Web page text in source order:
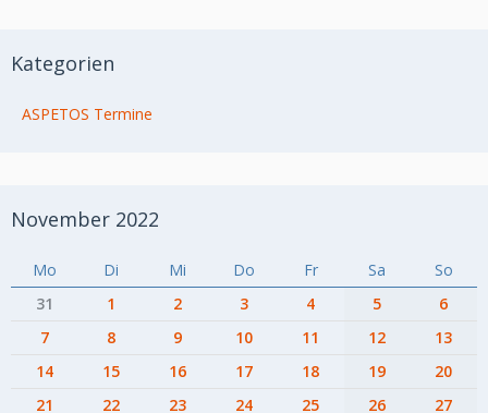
Kategorien
ASPETOS Termine
November 2022
Mo Di Mi Do Fr Sa
So
31
1 2 3 4 5
6
7
8 9 10 11 12
13
14
15 16 17 18 19
20
21
22 23 24 25 26 27